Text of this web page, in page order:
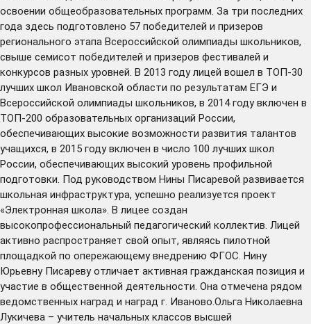
освоении общеобразовательных программ. За три последних
года здесь подготовлено 57 победителей и призеров
регионального этапа Всероссийской олимпиады школьников,
свыше семисот победителей и призеров фестивалей и
конкурсов разных уровней. В 2013 году лицей вошел в ТОП-30
лучших школ Ивановской области по результатам ЕГЭ и
Всероссийской олимпиады школьников, в 2014 году включен в
ТОП-200 образовательных организаций России,
обеспечивающих высокие возможности развития талантов
учащихся, в 2015 году включен в число 100 лучших школ
России, обеспечивающих высокий уровень профильной
подготовки. Под руководством Нины Писаревой развивается
школьная инфраструктура, успешно реализуется проект
«Электронная школа». В лицее создан
высокопрофессиональный педагогический коллектив. Лицей
активно распространяет свой опыт, являясь пилотной
площадкой по опережающему внедрению ФГОС. Нину
Юрьевну Писареву отличает активная гражданская позиция и
участие в общественной деятельности. Она отмечена рядом
ведомственных наград и наград г. Иваново.Ольга Николаевна
Лукичева – учитель начальных классов высшей